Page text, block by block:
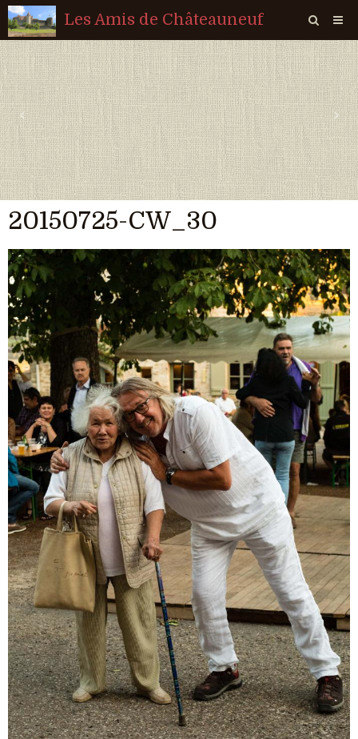
Les Amis de Châteauneuf
Page d'accueil
Livre d'or
Agenda
Quiz
Vidéos
Album
Contact
Sondages
‹ ›
20150725-CW_30